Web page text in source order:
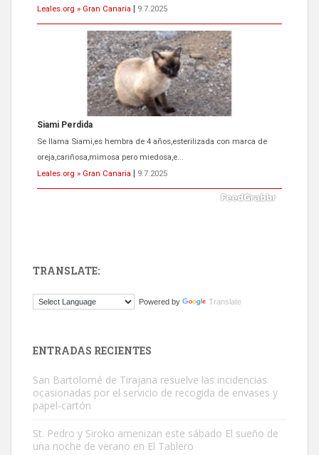
Leales.org » Gran Canaria
9.7.2025
ADOPCIÓN URGENTE GATA TEROR GRAN CANARIA
El ayuntamiento se va a llevar a Los Gatos callejeros de la zona los
próximos días, ella incluida...
Leales.org » Gran Canaria
9.7.2025
Este gato macho ha aparecido en la calle hace menos de un mes,
TRANSLATE:
Powered by Translate
ENTRADAS RECIENTES
San Bartolomé de Tirajana resuelve las incidencias
ocasionadas por el servicio de recogida de envases y
papel-cartón
St. Pedro y Siroko amenizan este sábado El sueño de
una noche de verano en El Tablero